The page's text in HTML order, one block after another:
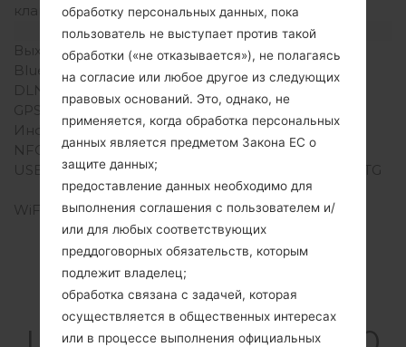
клавиатура
Интерфейсы
Выход для аудио
3.5mm jack
Bluetooth
Версия 5.0, A2DP, LE
DLNA
GPS
A-GPS
Инфракрасный порт
-
NFC
-
USB
USB 2.0 Type-C, USB OTG
On-The-Go
WiFi
Wi-Fi 802.11 a/b/g/n/ac
Прошивки
обработку персональных данных, пока
пользователь не выступает против такой
обработки («не отказывается»), не полагаясь
на согласие или любое другое из следующих
правовых оснований. Это, однако, не
применяется, когда обработка персональных
данных является предметом Закона ЕС о
защите данных;
предоставление данных необходимо для
выполнения соглашения с пользователем и/
или для любых соответствующих
преддоговорных обязательств, которым
подлежит владелец;
обработка связана с задачей, которая
осуществляется в общественных интересах
или в процессе выполнения официальных